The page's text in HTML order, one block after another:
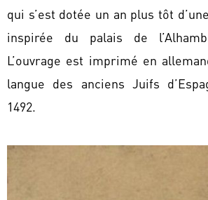
qui s’est dotée un an plus tôt
inspirée du palais de
L’ouvrage est imprimé en
langue des anciens Juifs
1492.